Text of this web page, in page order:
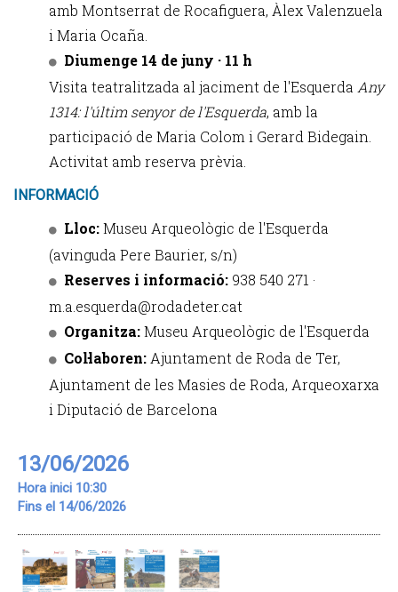
amb Montserrat de Rocafiguera, Àlex Valenzuela
i Maria Ocaña.
Diumenge 14 de juny · 11 h
Visita teatralitzada al jaciment de l'Esquerda Any
1314: l'últim senyor de l'Esquerda, amb la
participació de Maria Colom i Gerard Bidegain.
Activitat amb reserva prèvia.
INFORMACIÓ
Lloc:Museu Arqueològic de l'Esquerda
(avinguda Pere Baurier, s/n)
Reserves i informació: 938 540 271 ·
m.a.esquerda@rodadeter.cat
Organitza:Museu Arqueològic de l'Esquerda
Col·laboren: Ajuntament de Roda de Ter,
Ajuntament de les Masies de Roda, Arqueoxarxa
i Diputació de Barcelona
13/06/2026
Hora inici 10:30
Fins el 14/06/2026